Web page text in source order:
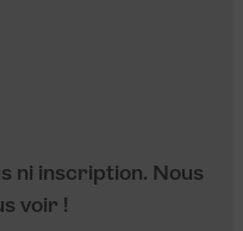
ni inscription. Nous
voir !